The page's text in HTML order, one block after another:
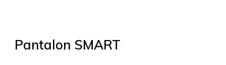
Pantalon SMART